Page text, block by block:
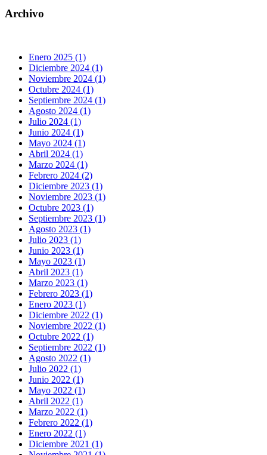
Archivo
Enero 2025 (1)
Diciembre 2024 (1)
Noviembre 2024 (1)
Octubre 2024 (1)
Septiembre 2024 (1)
Agosto 2024 (1)
Julio 2024 (1)
Junio 2024 (1)
Mayo 2024 (1)
Abril 2024 (1)
Marzo 2024 (1)
Febrero 2024 (2)
Diciembre 2023 (1)
Noviembre 2023 (1)
Octubre 2023 (1)
Septiembre 2023 (1)
Agosto 2023 (1)
Julio 2023 (1)
Junio 2023 (1)
Mayo 2023 (1)
Abril 2023 (1)
Marzo 2023 (1)
Febrero 2023 (1)
Enero 2023 (1)
Diciembre 2022 (1)
Noviembre 2022 (1)
Octubre 2022 (1)
Septiembre 2022 (1)
Agosto 2022 (1)
Julio 2022 (1)
Junio 2022 (1)
Mayo 2022 (1)
Abril 2022 (1)
Marzo 2022 (1)
Febrero 2022 (1)
Enero 2022 (1)
Diciembre 2021 (1)